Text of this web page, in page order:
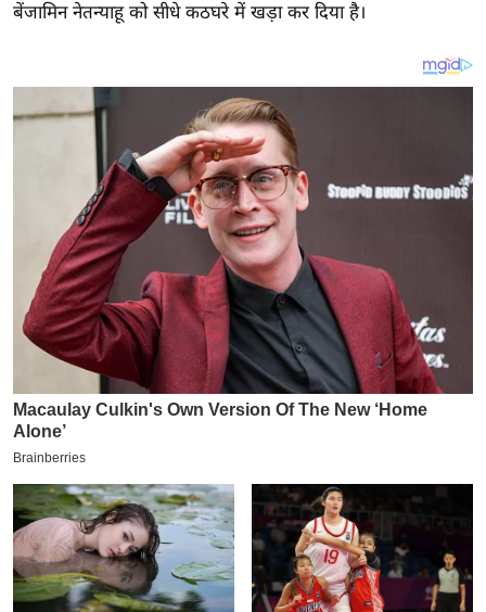
ब
P
L
2
2
6
क्रा
इ
म
ई
-
पे
बेंजामिन नेतन्याहू को सीधे कठघरे में खड़ा कर दिया है।